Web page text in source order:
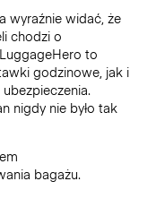
wyraźnie widać, że
chodzi o
to
godzinowe, jak i
nigdy nie było tak
bagażu.